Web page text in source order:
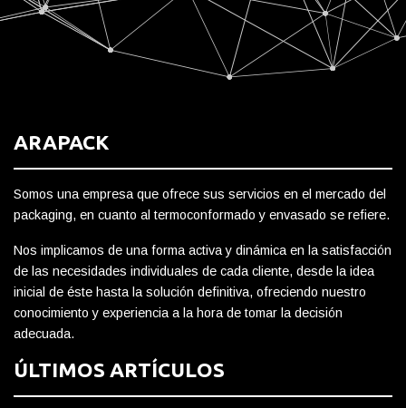
ARAPACK
Somos una empresa que ofrece sus servicios en el mercado del
packaging, en cuanto al termoconformado y envasado se refiere.
Nos implicamos de una forma activa y dinámica en la satisfacción
de las necesidades individuales de cada cliente, desde la idea
inicial de éste hasta la solución definitiva, ofreciendo nuestro
conocimiento y experiencia a la hora de tomar la decisión
adecuada.
ÚLTIMOS ARTÍCULOS